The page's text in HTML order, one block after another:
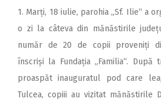
1. Marți, 18 iulie, parohia „Sf. Ilie“ a
o zi la câteva din mănăstirile
număr de 20 de copii proveniți
înscriși la Fundația „Familia“. După
proaspăt inauguratul pod care
Tulcea, copiii au vizitat mănăstirile